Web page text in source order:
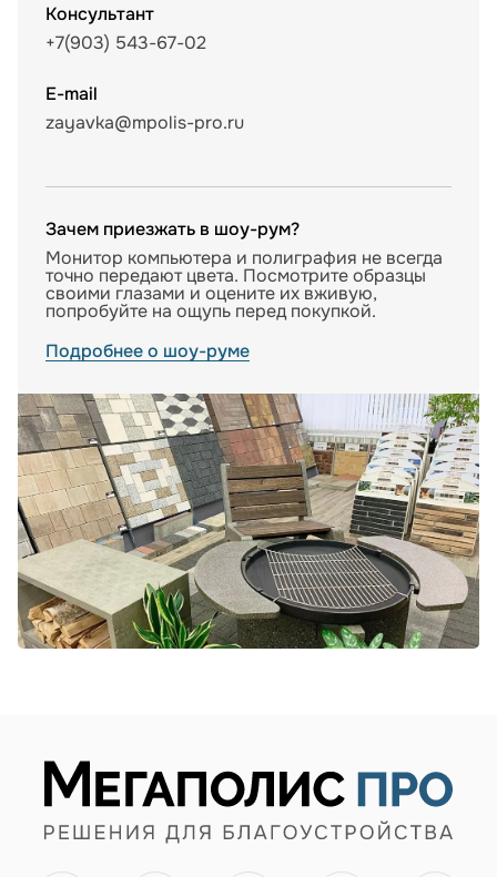
Консультант
+7(903) 543-67-02
E-mail
zayavka@mpolis-pro.ru
Зачем приезжать в шоу-рум?
Монитор компьютера и полиграфия не всегда
точно передают цвета. Посмотрите образцы
своими глазами и оцените их вживую,
попробуйте на ощупь перед покупкой.
Подробнее о шоу-руме